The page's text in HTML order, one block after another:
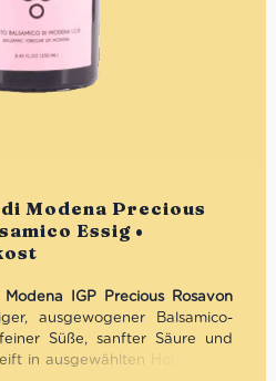
Modena Precious
Essig •
IGP Precious Rosavon
ausgewogener Balsamico-
Süße, sanfter Säure und
in ausgewählten Holzfässern